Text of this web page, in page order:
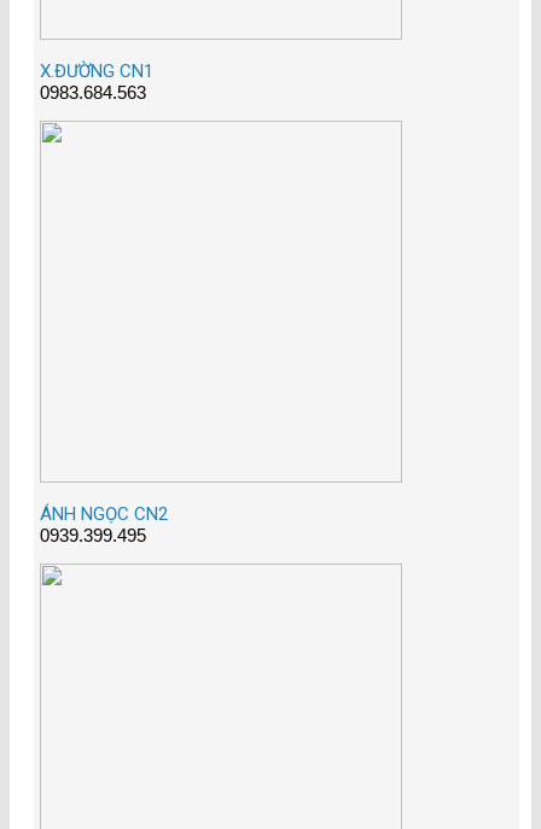
X.ĐƯỜNG CN1
0983.684.563
ÁNH NGỌC CN2
0939.399.495